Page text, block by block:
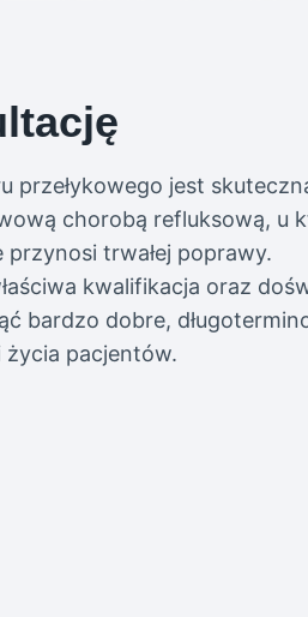
przełykowego jest
chorobą refluksową, u
trwałej poprawy.
kwalifikacja oraz
bardzo dobre,
pacjentów.